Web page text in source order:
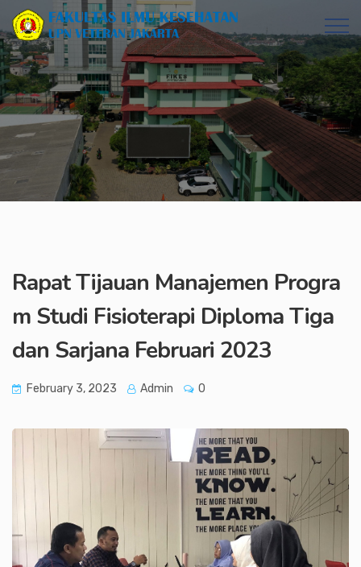
Rapat Tijauan Manajemen Progra
m Studi Fisioterapi Diploma Tiga
dan Sarjana Februari 2023
February 3, 2023 Admin 0